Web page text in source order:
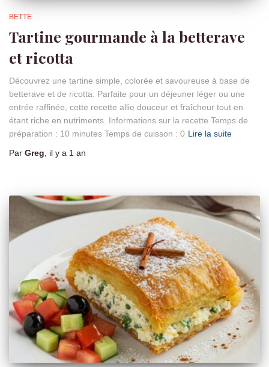
BETTE
Tartine gourmande à la betterave
et ricotta
Découvrez une tartine simple, colorée et savoureuse à base de
betterave et de ricotta. Parfaite pour un déjeuner léger ou une
entrée raffinée, cette recette allie douceur et fraîcheur tout en
étant riche en nutriments. Informations sur la recette Temps de
préparation : 10 minutes Temps de cuisson : 0 Lire la suite
Par Greg , il y a 1 an